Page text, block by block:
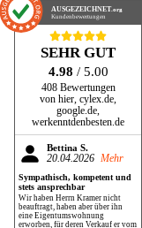
AUSGEZEICHNET .org
Kundenbewertungen
SEHR GUT
4.98 / 5.00
408 Bewertungen
von hier, cylex.de,
google.de,
werkenntdenbesten.de
Bettina S.
20.04.2026 Mehr
Sympathisch, kompetent und
stets ansprechbar
Wir haben Herrn Kramer nicht
beauftragt, haben aber über ihn
eine Eigentumswohnung
erworben, für deren Verkauf er vom